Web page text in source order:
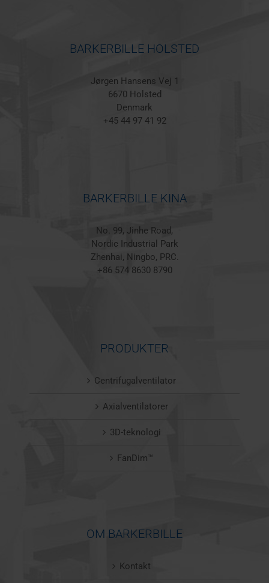
BARKERBILLE HOLSTED
Jørgen Hansens Vej 1
6670 Holsted
Denmark
+45 44 97 41 92
BARKERBILLE KINA
No. 99, Jinhe Road,
Nordic Industrial Park
Zhenhai, Ningbo, PRC.
+86 574 8630 8790
PRODUKTER
Centrifugalventilator
Axialventilatorer
3D-teknologi
FanDim™
OM BARKERBILLE
Kontakt